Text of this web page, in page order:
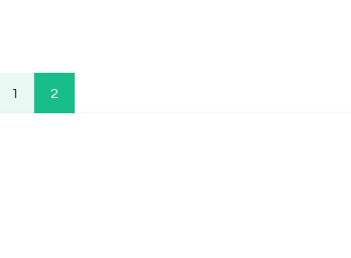
Berichten
Page
1 Page
2